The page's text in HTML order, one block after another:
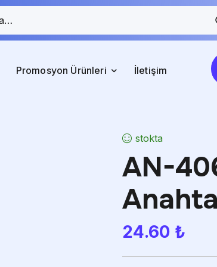
Promosyon Ürünleri İletişim
stokta
AN-
24.60 ₺